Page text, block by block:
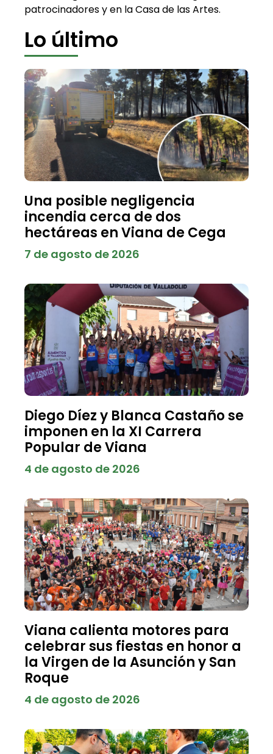
patrocinadores y en la Casa de las Artes.
Lo último
Una posible negligencia
incendia cerca de dos
hectáreas en Viana de Cega
7 de agosto de 2026
Diego Díez y Blanca Castaño se
imponen en la XI Carrera
Popular de Viana
4 de agosto de 2026
Viana calienta motores para
celebrar sus fiestas en honor a
la Virgen de la Asunción y San
Roque
4 de agosto de 2026